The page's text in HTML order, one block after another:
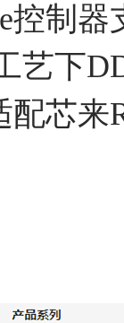
控制
艺下
芯来